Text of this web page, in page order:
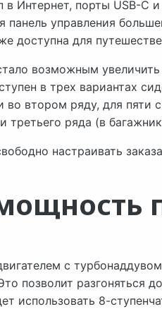
в Интернет, порты USB-C
управления
доступна для
возможным
в трех вариантах
втором ряду, для пяти
ряда (в
настраивать
с
позволит разгоняться до
использовать 8-